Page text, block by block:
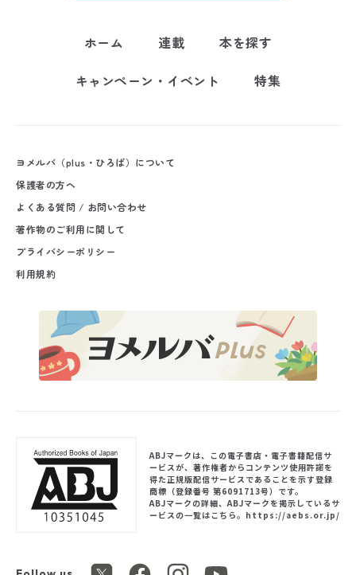
ホーム 連載
本を探す
キャンペーン・イベント
特集
ヨメルバ（plus・ひろば）について
保護者の方へ
よくある質問 / お問い合わせ
著作物のご利用に関して
プライバシーポリシー
利用規約
ABJマークは、この電子書店・電子書籍配信サ
ービスが、著作権者からコンテンツ使用許諾を
得た正規版配信サービスであることを示す登録
商標（登録番号 第6091713号）です。
ABJマークの詳細、ABJマークを掲示しているサ
ービスの一覧はこちら。 https://aebs.or.jp/